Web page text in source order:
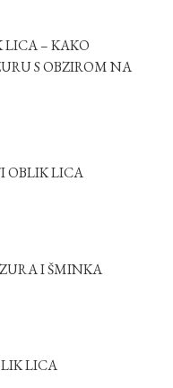
LICA – KAKO
S OBZIROM NA
OBLIK LICA
I ŠMINKA
LICA